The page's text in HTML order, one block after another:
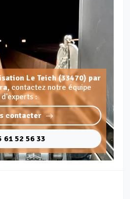
Le Teich (33470) par
contactez notre équipe
d'experts :
contacter
61 52 56 33